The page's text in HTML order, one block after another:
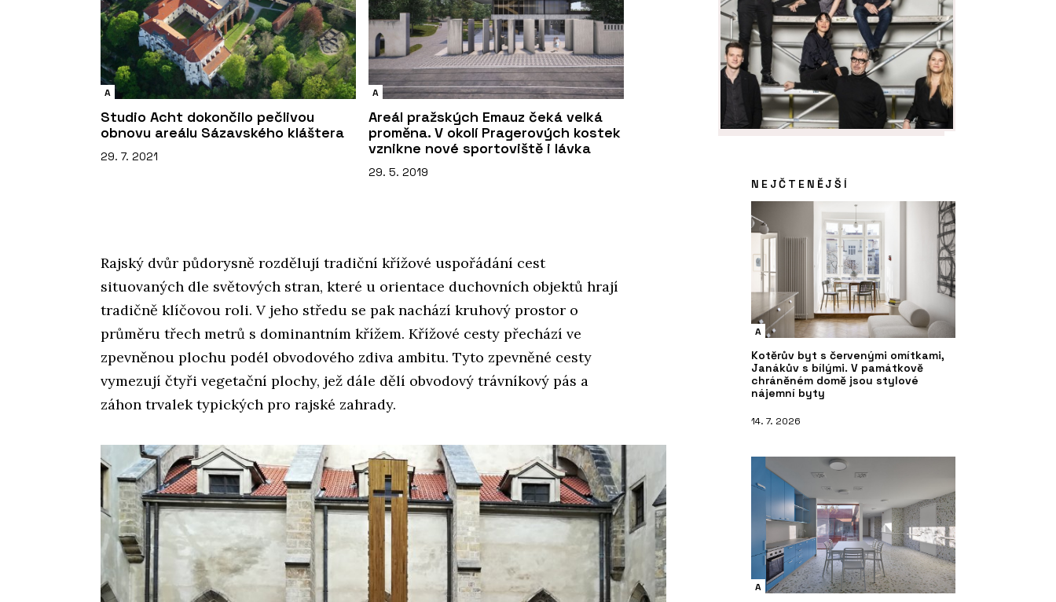
A
Studio Acht dokončilo pečlivou
obnovu areálu Sázavského kláštera
29. 7. 2021
A
Areál pražských Emauz čeká velká
proměna. V okolí Pragerových kostek
vznikne nové sportoviště i lávka
29. 5. 2019
Rajský dvůr půdorysně rozdělují tradiční křížové uspořádání cest
situovaných dle světových stran, které u orientace duchovních objektů hrají
tradičně klíčovou roli. V jeho středu se pak nachází kruhový prostor o
průměru třech metrů s dominantním křížem. Křížové cesty přechází ve
zpevněnou plochu podél obvodového zdiva ambitu. Tyto zpevněné cesty
vymezují čtyři vegetační plochy, jež dále dělí obvodový trávníkový pás a
záhon trvalek typických pro rajské zahrady.
NEJČTENĚJŠÍ
A
Kotěrův byt s červenými omítkami,
Janákův s bílými. V památkově
chráněném domě jsou stylové
nájemní byty
14. 7. 2026
A